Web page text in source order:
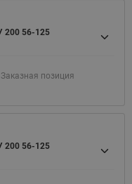
200 56-125
Заказная позиция
200 56-125